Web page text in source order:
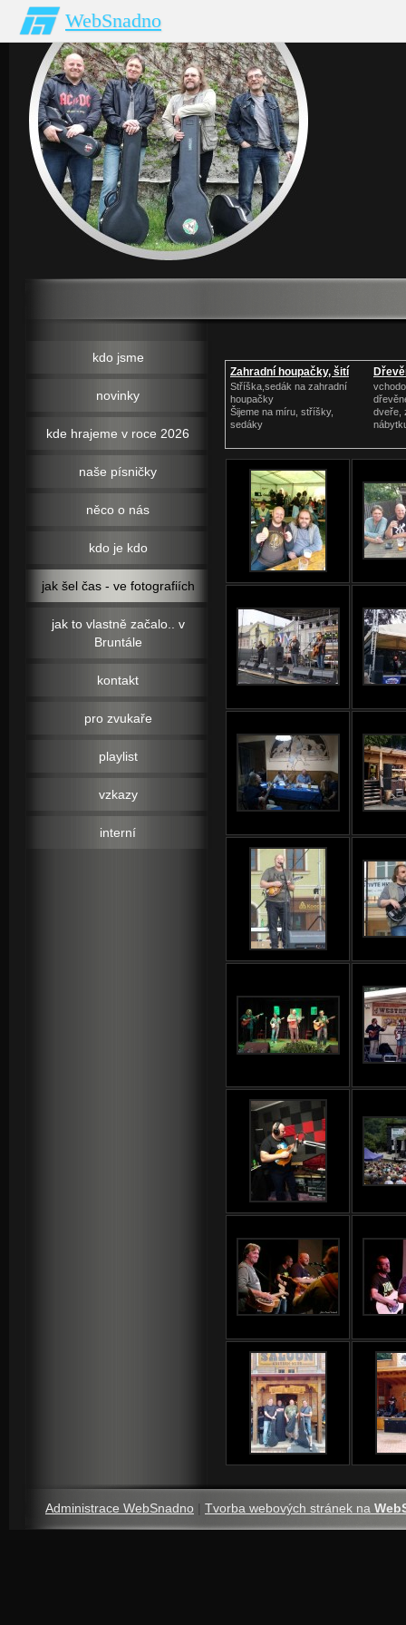
WebSnadno
Zahradní houpačky, šití
Stříška,sedák na zahradní
houpačky
Šijeme na míru, stříšky,
sedáky
dveře,
kdo jsme
novinky
kde hrajeme v roce 2026
naše písničky
něco o nás
kdo je kdo
jak šel čas - ve fotografiích
jak to vlastně začalo.. v
Bruntále
kontakt
pro zvukaře
playlist
vzkazy
interní
Administrace WebSnadno | Tvorba webových stránek na